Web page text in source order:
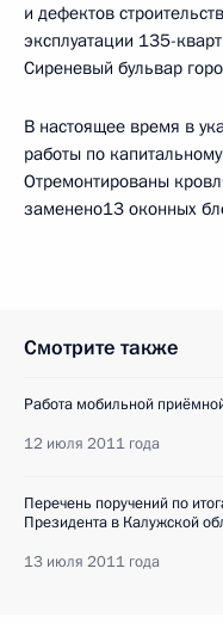
и дефектов
эксплуатации 135-
Сиреневый бульвар
В настоящее время в
работы по
Отремонтированы
заменено13 оконных
Смотрите также
Работа мобильной
12 июля 2011 года
Перечень поручений по
Президента в Калужской
13 июля 2011 года